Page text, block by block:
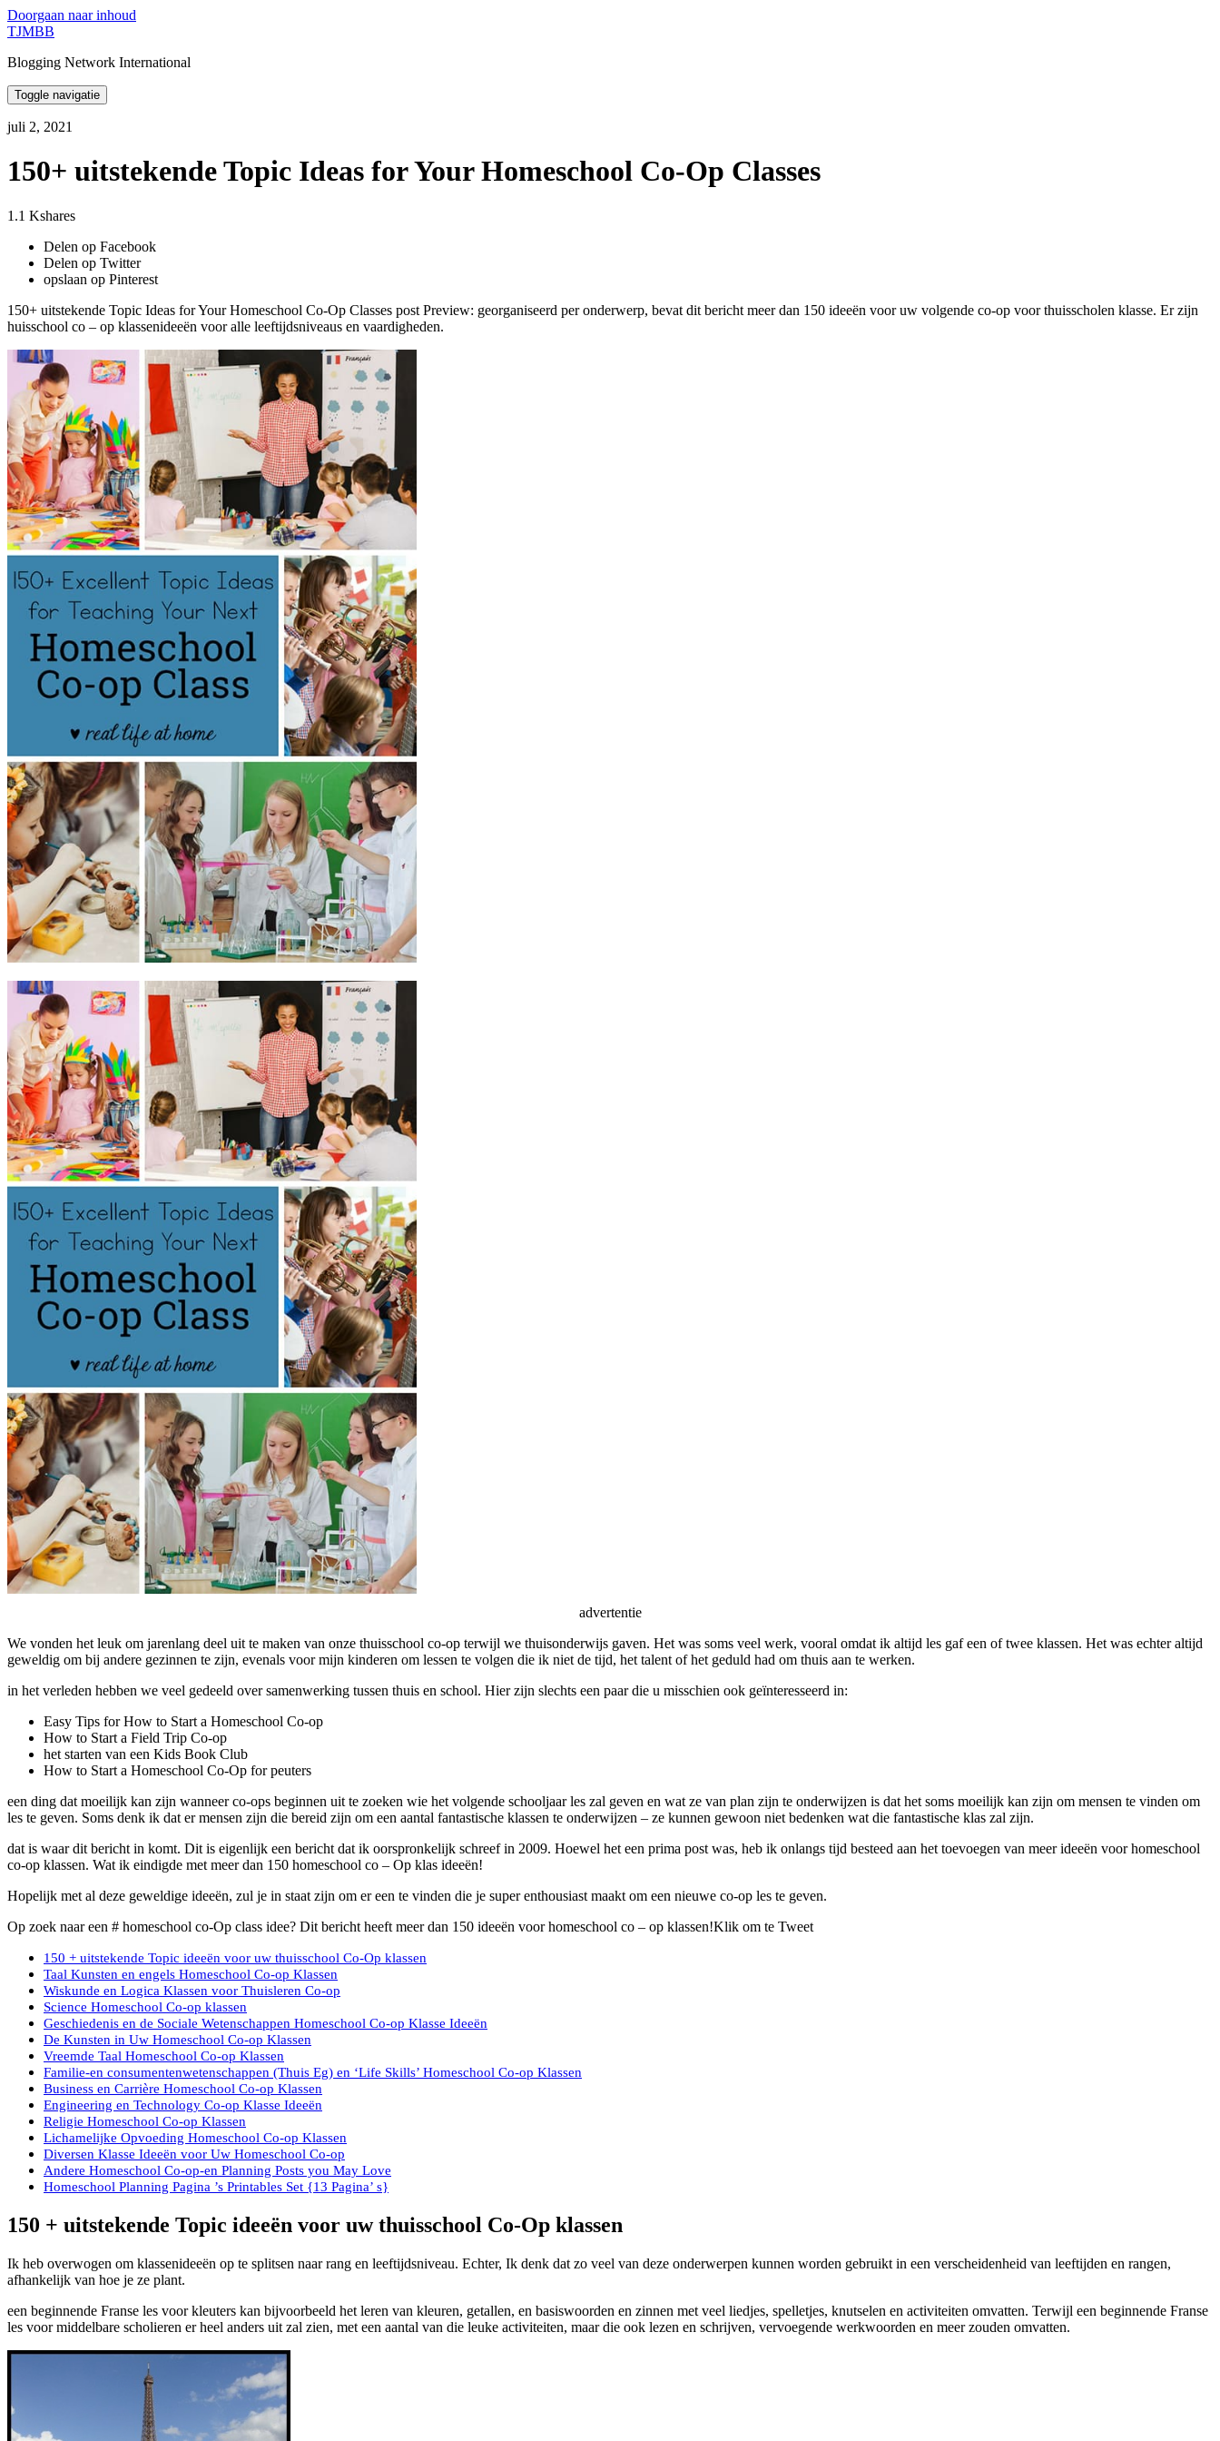
Doorgaan naar inhoud
TJMBB
Blogging Network International
Toggle navigatie
juli 2, 2021
150+ uitstekende Topic Ideas for Your Homeschool Co-Op Classes
1.1 Kshares
Delen op Facebook
Delen op Twitter
opslaan op Pinterest
150+ uitstekende Topic Ideas for Your Homeschool Co-Op Classes post Preview: georganiseerd per onderwerp, bevat dit bericht meer dan 150 ideeën voor uw volgende co-op voor thuisscholen klasse. Er zijn
huisschool co – op klassenideeën voor alle leeftijdsniveaus en vaardigheden.
advertentie
We vonden het leuk om jarenlang deel uit te maken van onze thuisschool co-op terwijl we thuisonderwijs gaven. Het was soms veel werk, vooral omdat ik altijd les gaf een of twee klassen. Het was echter altijd
geweldig om bij andere gezinnen te zijn, evenals voor mijn kinderen om lessen te volgen die ik niet de tijd, het talent of het geduld had om thuis aan te werken.
in het verleden hebben we veel gedeeld over samenwerking tussen thuis en school. Hier zijn slechts een paar die u misschien ook geïnteresseerd in:
Easy Tips for How to Start a Homeschool Co-op
How to Start a Field Trip Co-op
het starten van een Kids Book Club
How to Start a Homeschool Co-Op for peuters
een ding dat moeilijk kan zijn wanneer co-ops beginnen uit te zoeken wie het volgende schooljaar les zal geven en wat ze van plan zijn te onderwijzen is dat het soms moeilijk kan zijn om mensen te vinden om
les te geven. Soms denk ik dat er mensen zijn die bereid zijn om een aantal fantastische klassen te onderwijzen – ze kunnen gewoon niet bedenken wat die fantastische klas zal zijn.
dat is waar dit bericht in komt. Dit is eigenlijk een bericht dat ik oorspronkelijk schreef in 2009. Hoewel het een prima post was, heb ik onlangs tijd besteed aan het toevoegen van meer ideeën voor homeschool
co-op klassen. Wat ik eindigde met meer dan 150 homeschool co – Op klas ideeën!
Hopelijk met al deze geweldige ideeën, zul je in staat zijn om er een te vinden die je super enthousiast maakt om een nieuwe co-op les te geven.
Op zoek naar een # homeschool co-Op class idee? Dit bericht heeft meer dan 150 ideeën voor homeschool co – op klassen!Klik om te Tweet
150 + uitstekende Topic ideeën voor uw thuisschool Co-Op klassen
Taal Kunsten en engels Homeschool Co-op Klassen
Wiskunde en Logica Klassen voor Thuisleren Co-op
Science Homeschool Co-op klassen
Geschiedenis en de Sociale Wetenschappen Homeschool Co-op Klasse Ideeën
De Kunsten in Uw Homeschool Co-op Klassen
Vreemde Taal Homeschool Co-op Klassen
Familie-en consumentenwetenschappen (Thuis Eg) en ‘Life Skills’ Homeschool Co-op Klassen
Business en Carrière Homeschool Co-op Klassen
Engineering en Technology Co-op Klasse Ideeën
Religie Homeschool Co-op Klassen
Lichamelijke Opvoeding Homeschool Co-op Klassen
Diversen Klasse Ideeën voor Uw Homeschool Co-op
Andere Homeschool Co-op-en Planning Posts you May Love
Homeschool Planning Pagina ’s Printables Set {13 Pagina’ s}
150 + uitstekende Topic ideeën voor uw thuisschool Co-Op klassen
Ik heb overwogen om klassenideeën op te splitsen naar rang en leeftijdsniveau. Echter, Ik denk dat zo veel van deze onderwerpen kunnen worden gebruikt in een verscheidenheid van leeftijden en rangen,
afhankelijk van hoe je ze plant.
een beginnende Franse les voor kleuters kan bijvoorbeeld het leren van kleuren, getallen, en basiswoorden en zinnen met veel liedjes, spelletjes, knutselen en activiteiten omvatten. Terwijl een beginnende Franse
les voor middelbare scholieren er heel anders uit zal zien, met een aantal van die leuke activiteiten, maar die ook lezen en schrijven, vervoegende werkwoorden en meer zouden omvatten.